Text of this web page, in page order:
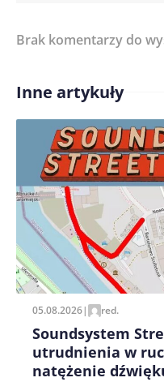
Treść komentarza*
Imię/ Nick*
Zapamiętaj moje
pisania kolejnych
Brak komentarzy do
Inne artykuły
05.08.2026| red.
Soundsystem
utrudnienia w
natężenie